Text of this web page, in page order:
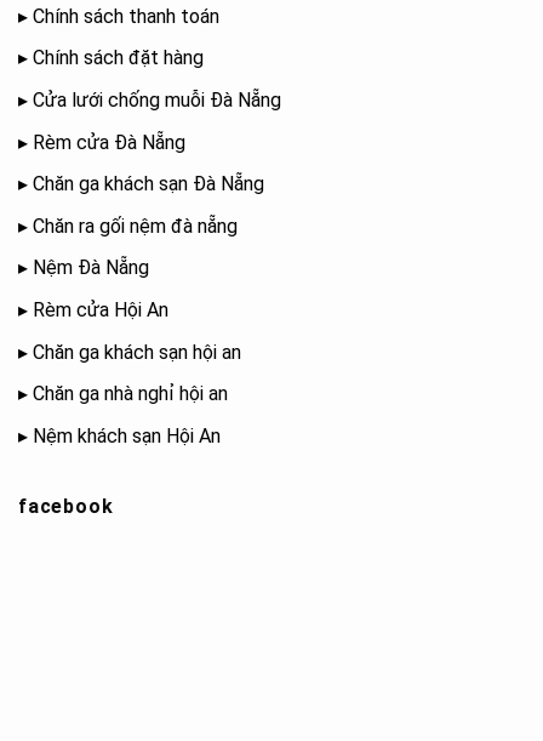
▸ Chính sách thanh toán
▸ Chính sách đặt hàng
▸ Cửa lưới chống muỗi Đà Nẵng
▸ Rèm cửa Đà Nẵng
▸ Chăn ga khách sạn Đà Nẵng
▸ Chăn ra gối nệm đà nẵng
▸ Nệm Đà Nẵng
▸ Rèm cửa Hội An
▸ Chăn ga khách sạn hội an
▸ Chăn ga nhà nghỉ hội an
▸ Nệm khách sạn Hội An
facebook